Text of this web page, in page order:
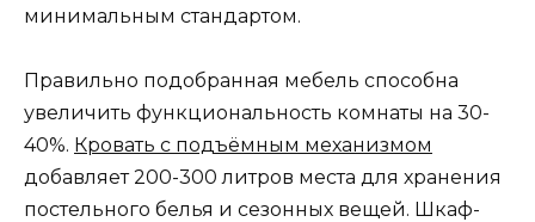
минимальным стандартом.
Правильно подобранная мебель способна
увеличить функциональность комнаты на 30-
40%. Кровать с подъёмным механизмом
добавляет 200-300 литров места для хранения
постельного белья и сезонных вещей. Шкаф-